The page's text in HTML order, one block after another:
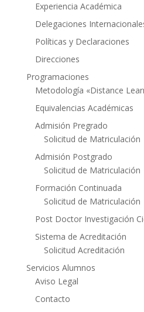
Experiencia Académica
Delegaciones
Políticas y Declaraciones
Direcciones
Programaciones
Metodología «Distance
Equivalencias Académicas
Admisión Pregrado
Solicitud de Matriculación
Admisión Postgrado
Solicitud de Matriculación
Formación Continuada
Solicitud de Matriculación
Post Doctor Investigación
Sistema de Acreditación
Solicitud Acreditación
Servicios Alumnos
Aviso Legal
Contacto